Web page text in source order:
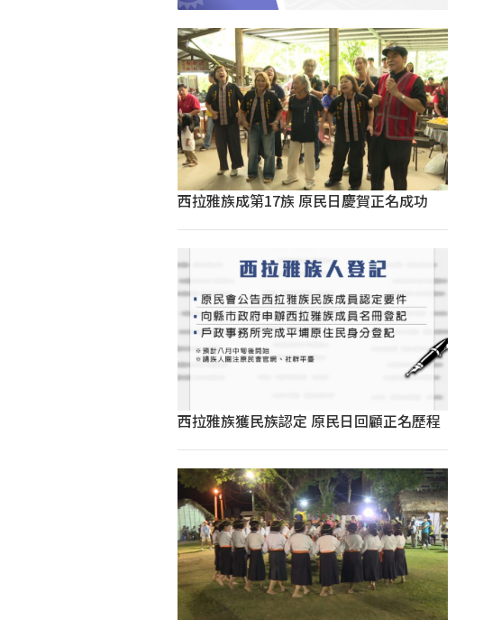
西拉雅族成第17族 原民日慶賀正名成功
西拉雅族獲民族認定 原民日回顧正名歷程